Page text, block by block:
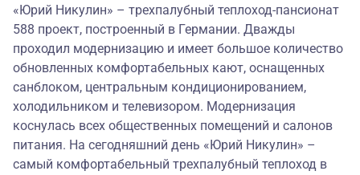
«Юрий Никулин» – трехпалубный теплоход-пансионат
588 проект, построенный в Германии. Дважды
проходил модернизацию и имеет большое количество
обновленных комфортабельных кают, оснащенных
санблоком, центральным кондиционированием,
холодильником и телевизором. Модернизация
коснулась всех общественных помещений и салонов
питания. На сегодняшний день «Юрий Никулин» –
самый комфортабельный трехпалубный теплоход в